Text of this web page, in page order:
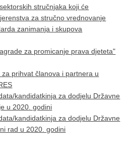
stručnjaka koji će
za stručno vrednovanje
zanimanja i skupova
za promicanje prava djeteta"
prihvat članova i partnera u
kandidatkinja za dodjelu Državne
u 2020. godini
kandidatkinja za dodjelu Državne
rad u 2020. godini